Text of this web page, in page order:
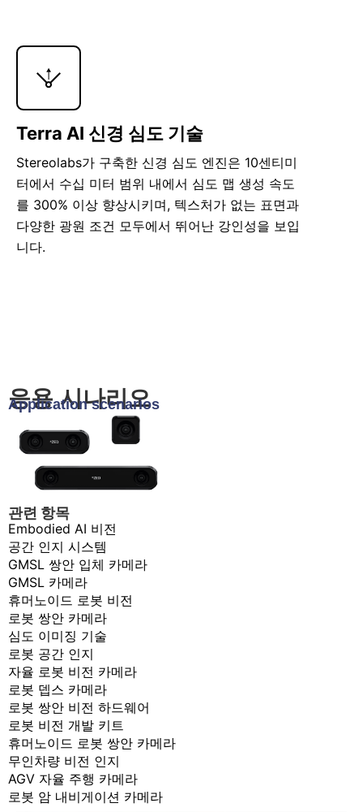
Terra AI 신경 심도 기술
Stereolabs가 구축한 신경 심도 엔진은 10센티미
터에서 수십 미터 범위 내에서 심도 맵 생성 속도
를 300% 이상 향상시키며, 텍스처가 없는 표면과
다양한 광원 조건 모두에서 뛰어난 강인성을 보입
니다.
응용 시나리오
Application scenarios
관련 항목
Embodied AI 비전
공간 인지 시스템
GMSL 쌍안 입체 카메라
GMSL 카메라
휴머노이드 로봇 비전
로봇 쌍안 카메라
심도 이미징 기술
로봇 공간 인지
자율 로봇 비전 카메라
로봇 뎁스 카메라
로봇 쌍안 비전 하드웨어
로봇 비전 개발 키트
휴머노이드 로봇 쌍안 카메라
무인차량 비전 인지
AGV 자율 주행 카메라
로봇 암 내비게이션 카메라